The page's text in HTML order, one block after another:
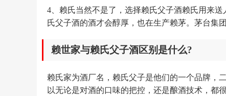
4、赖氏当然不是了，选择赖氏父子酒赖氏用来
氏父子酒的酒才会醇厚，也在生产赖茅。茅台集
赖世家与赖氏父子酒区别是什么?
赖氏家为酒厂名，赖氏父子是他们的一个品牌，
以无论是对酒的口味的把控，还是酿酒技术，都